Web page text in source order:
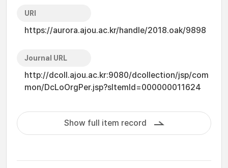
URI
https://aurora.ajou.ac.kr/handle/2018.oak/9898
Journal URL
http://dcoll.ajou.ac.kr:9080/dcollection/jsp/com
mon/DcLoOrgPer.jsp?sItemId=000000011624
Show full item record